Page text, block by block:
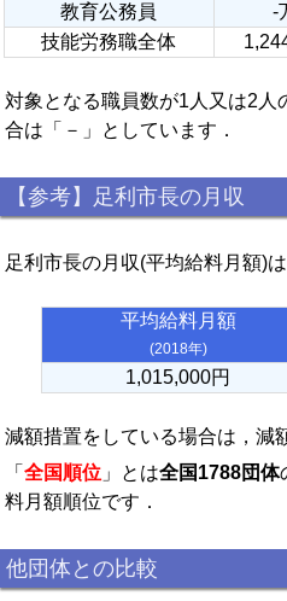
教育公務員
-
技能労務職全体
対象となる職員数が1人又は2人
合は「－」としています．
【参考】足利市長の月収
足利市長の月収(平均給料月額)
平均給料月額
(2018年)
1,015,000円
減額措置をしている場合は，減
「 全国順位 」とは全国1788団体
料月額順位です．
他団体との比較